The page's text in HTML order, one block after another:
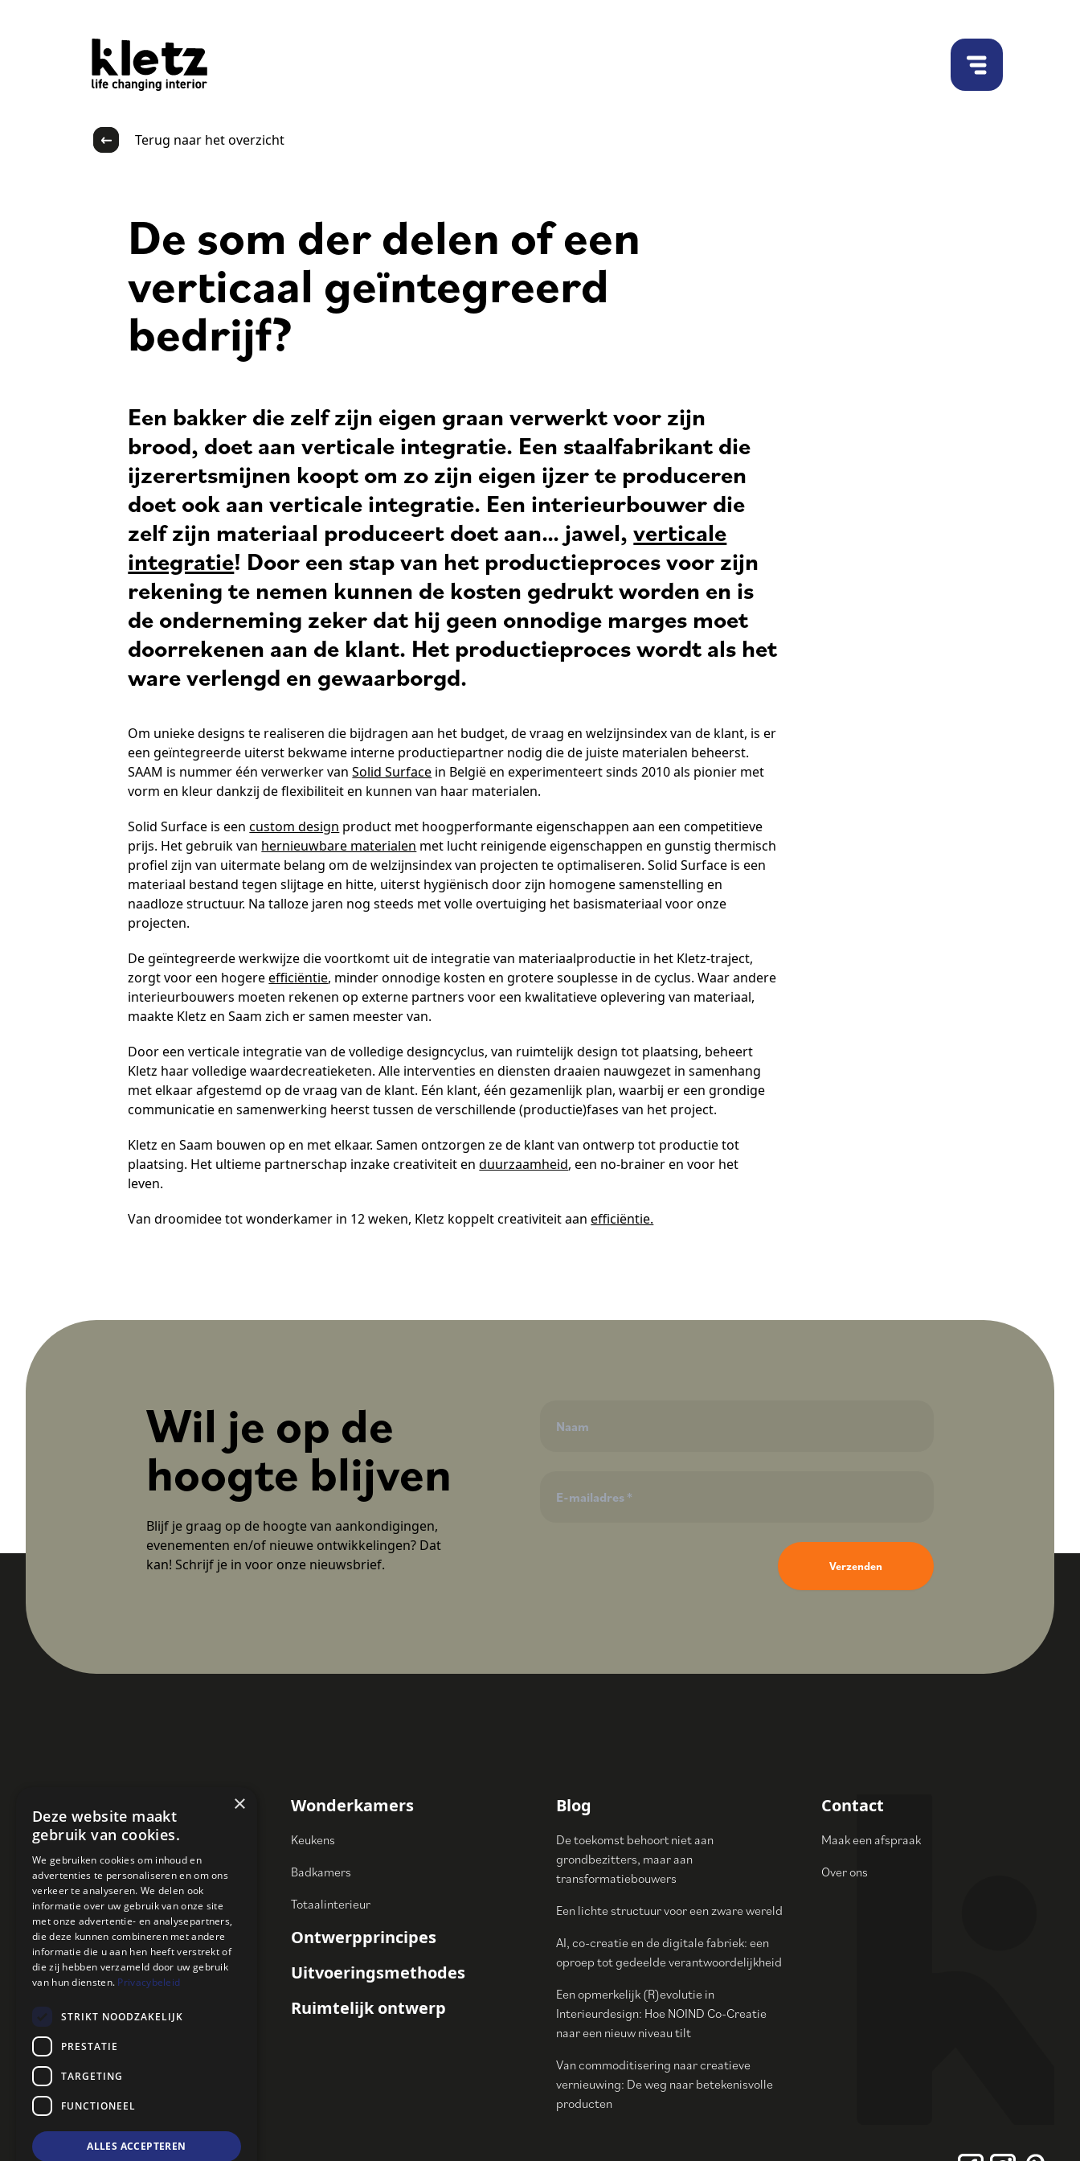
Terug naar het overzicht
De som der delen of een
verticaal geïntegreerd
bedrijf?
Een bakker die zelf zijn eigen graan verwerkt voor zijn
brood, doet aan verticale integratie. Een staalfabrikant die
ijzerertsmijnen koopt om zo zijn eigen ijzer te produceren
doet ook aan verticale integratie. Een interieurbouwer die
zelf zijn materiaal produceert doet aan… jawel,verticale
integratie! Door een stap van het productieproces voor zijn
rekening te nemen kunnen de kosten gedrukt worden en is
de onderneming zeker dat hij geen onnodige marges moet
doorrekenen aan de klant. Het productieproces wordt als het
ware verlengd en gewaarborgd.
Om unieke designs te realiseren die bijdragen aan het budget, de vraag en welzijnsindex van de klant, is er
een geïntegreerde uiterst bekwame interne productiepartner nodig die de juiste materialen beheerst.
SAAM is nummer één verwerker vanSolid Surface in België en experimenteert sinds 2010 als pionier met
vorm en kleur dankzij de flexibiliteit en kunnen van haar materialen.
Solid Surface is eencustom design product met hoogperformante eigenschappen aan een competitieve
prijs. Het gebruik van hernieuwbare materialen met lucht reinigende eigenschappen en gunstig thermisch
profiel zijn van uitermate belang om de welzijnsindex van projecten te optimaliseren. Solid Surface is een
materiaal bestand tegen slijtage en hitte, uiterst hygiënisch door zijn homogene samenstelling en
naadloze structuur. Na talloze jaren nog steeds met volle overtuiging het basismateriaal voor onze
projecten.
De geïntegreerde werkwijze die voortkomt uit de integratie van materiaalproductie in het Kletz-traject,
zorgt voor een hogereefficiëntie, minder onnodige kosten en grotere souplesse in de cyclus. Waar andere
interieurbouwers moeten rekenen op externe partners voor een kwalitatieve oplevering van materiaal,
maakte Kletz en Saam zich er samen meester van.
Door een verticale integratie van de volledige designcyclus, van ruimtelijk design tot plaatsing, beheert
Kletz haar volledige waardecreatieketen. Alle interventies en diensten draaien nauwgezet in samenhang
met elkaar afgestemd op de vraag van de klant. Eén klant, één gezamenlijk plan, waarbij er een grondige
communicatie en samenwerking heerst tussen de verschillende (productie)fases van het project.
Kletz en Saam bouwen op en met elkaar. Samen ontzorgen ze de klant van ontwerp tot productie tot
plaatsing. Het ultieme partnerschap inzake creativiteit enduurzaamheid, een no-brainer en voor het
leven.
Van droomidee tot wonderkamer in 12 weken, Kletz koppelt creativiteit aanefficiëntie.
Wil je op de
hoogte blijven
Blijf je graag op de hoogte van aankondigingen,
evenementen en/of nieuwe ontwikkelingen? Dat
kan! Schrijf je in voor onze nieuwsbrief.
Verzenden
Lokerenbaan 112
9240 Zele
052 44 61 60
info@kletz.be
Wonderkamers
Keukens
Badkamers
Totaalinterieur
Ontwerpprincipes
Uitvoeringsmethodes
Ruimtelijk ontwerp
Blog
De toekomst behoort niet aan
grondbezitters, maar aan
transformatiebouwers
Een lichte structuur voor een zware wereld
AI, co-creatie en de digitale fabriek: een
oproep tot gedeelde verantwoordelijkheid
Een opmerkelijk (R)evolutie in
Interieurdesign: Hoe NOIND Co-Creatie
naar een nieuw niveau tilt
Van commoditisering naar creatieve
vernieuwing: De weg naar betekenisvolle
producten
Contact
Maak een afspraak
Over ons
×
Deze website maakt
gebruik van cookies.
We gebruiken cookies om inhoud en
advertenties te personaliseren en om ons
verkeer te analyseren. We delen ook
informatie over uw gebruik van onze site
met onze advertentie- en analysepartners,
die deze kunnen combineren met andere
informatie die u aan hen heeft verstrekt of
die zij hebben verzameld door uw gebruik
van hun diensten. Privacybeleid
STRIKT NOODZAKELIJK
PRESTATIE
TARGETING
FUNCTIONEEL
ALLES ACCEPTEREN